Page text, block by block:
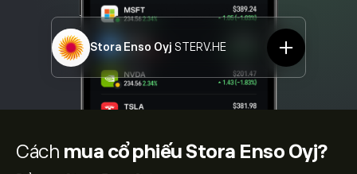
Stora Enso Oyj STERV.HE
Cách mua cổ phiếu Stora Enso Oyj?